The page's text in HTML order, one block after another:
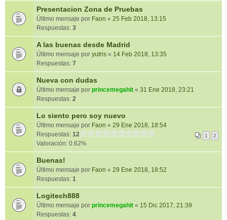
Presentacion Zona de Pruebas
Último mensaje por Faon « 25 Feb 2018, 13:15
Respuestas: 3
A las buenas desde Madrid
Último mensaje por yutris « 14 Feb 2018, 13:35
Respuestas: 7
Nueva con dudas
Último mensaje por princemegahit « 31 Ene 2018, 23:21
Respuestas: 2
Lo siento pero soy nuevo
Último mensaje por Faon « 29 Ene 2018, 18:54
Respuestas: 12 1 2
Valoración: 0.62%
Buenas!
Último mensaje por Faon « 29 Ene 2018, 18:52
Respuestas: 1
Logitech888
Último mensaje por princemegahit « 15 Dic 2017, 21:39
Respuestas: 4